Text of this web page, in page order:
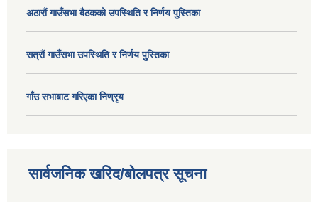
अठाराैं गाउँसभा बैठकको उपस्थिति र निर्णय पुस्तिका
सत्राैं गाउँसभा उपस्थिति र निर्णय पुु्स्तिका
गाँउ सभाबाट गरिएका निण्रृय
सार्वजनिक खरिद/बोलपत्र सूचना